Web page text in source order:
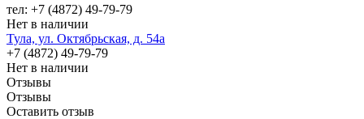
тел: +7 (4872) 49-79-79
Нет в наличии
Тула, ул. Октябрьская, д. 54а
+7 (4872) 49-79-79
Нет в наличии
Отзывы
Отзывы
Оставить отзыв